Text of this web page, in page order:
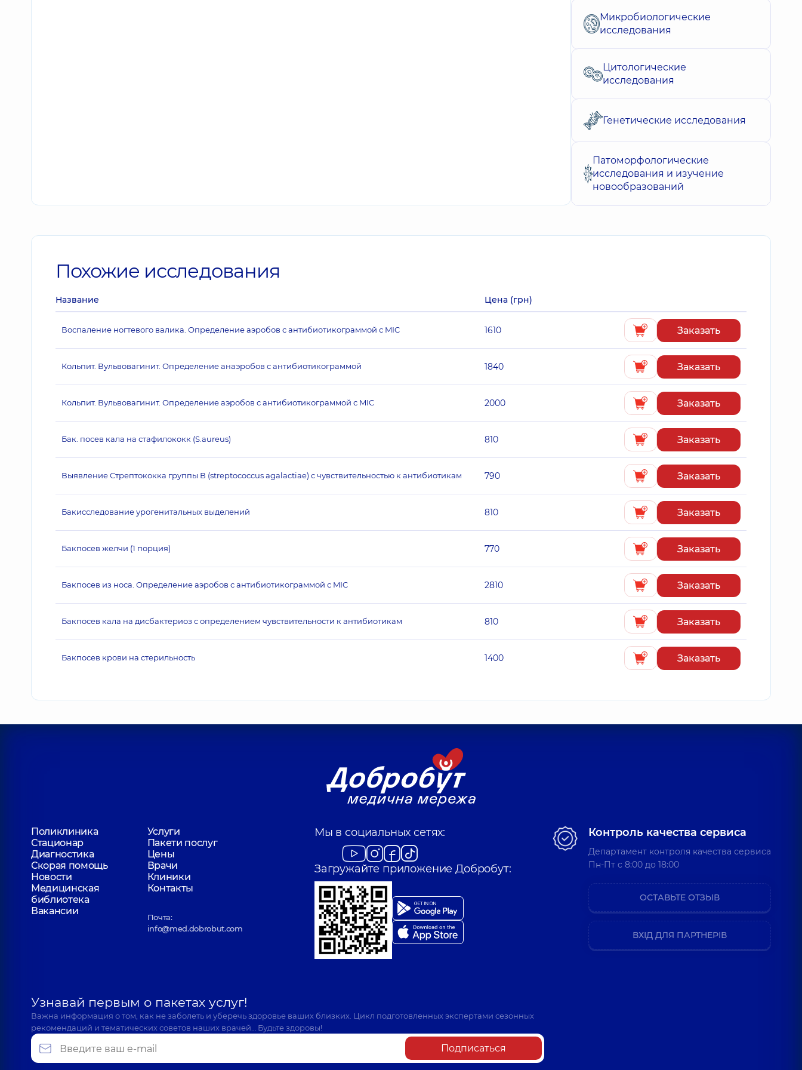
Микробиологические
исследования
Цитологические
исследования
Генетические исследования
Патоморфологические
исследования и изучение
новообразований
Похожие исследования
Название Цена (грн)
Воспаление ногтевого валика. Определение аэробов с антибиотикограммой с MIC 1610 Заказать
Кольпит. Вульвовагинит. Определение анаэробов с антибиотикограммой 1840 Заказать
Кольпит. Вульвовагинит. Определение аэробов с антибиотикограммой с MIC 2000 Заказать
Бак. посев кала на стафилококк (S.aureus) 810 Заказать
Выявление Стрептококка группы В (streptococcus agalactiae) с чувствительностью к антибиотикам 790 Заказать
Бакисследование урогенитальных выделений 810 Заказать
Бакпосев желчи (1 порция) 770 Заказать
Бакпосев из носа. Определение аэробов с антибиотикограммой с MIC 2810 Заказать
Бакпосев кала на дисбактериоз с определением чувствительности к антибиотикам 810 Заказать
Бакпосев крови на стерильность 1400 Заказать
Поликлиника
Услуги
Стационар
Пакети послуг
Диагностика
Цены
Скорая помощь
Врачи
Новости
Клиники
Медицинская
библиотека
Контакты
Вакансии
Почта:
info@med.dobrobut.com
Мы в социальных сетях:
Загружайте приложение Добробут:
Узнавай первым о пакетах услуг!
Важна информация о том, как не заболеть и уберечь здоровье ваших близких. Цикл подготовленных экспертами сезонных
рекомендаций и тематических советов наших врачей… Будьте здоровы!
Подписаться
Контроль качества сервиса
Департамент контроля качества сервиса
Пн-Пт c 8:00 до 18:00
ОСТАВЬТЕ ОТЗЫВ
ВХІД ДЛЯ ПАРТНЕРІВ